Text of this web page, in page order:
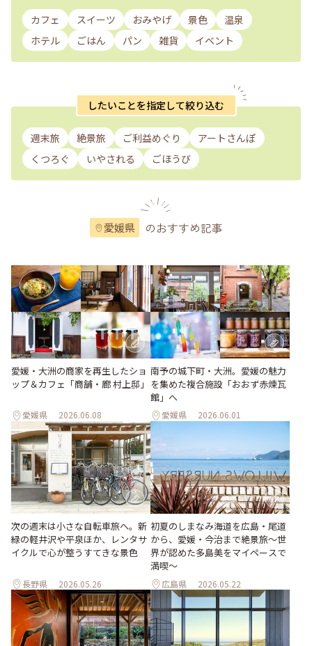
カフェ スイーツ おみやげ 景色
温泉
ホテル
ごはん パン 雑貨 イベント
したいことを指定して絞り込む
週末旅 絶景旅 ご利益めぐり
アートさんぽ
くつろぐ
いやされる ごほうび
愛媛県 のおすすめ記事
愛媛・大洲の商家を再生したショ
ップ＆カフェ「商舗・廊 村上邸」
愛媛県 2026.06.08
南予の城下町・大洲。愛媛の魅力
を集めた複合施設「おおず赤煉瓦
館」へ
愛媛県 2026.06.01
次の週末は小さな自転車旅へ。新
緑の軽井沢や平泉ほか、レンタサ
イクルで心が整うすてきな景色
長野県 2026.05.26
初夏のしまなみ海道を広島・尾道
から、愛媛・今治まで絶景旅〜世
界が認めた多島美をマイペースで
満喫〜
広島県 2026.05.22